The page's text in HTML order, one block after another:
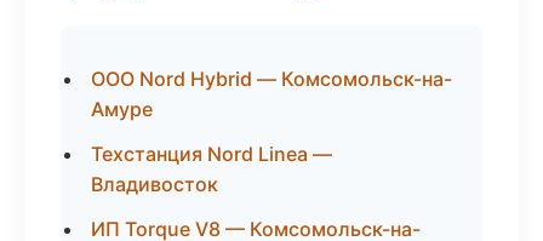
ООО Nord Hybrid — Комсомольск-на-
Амуре
Техстанция Nord Linea —
Владивосток
ИП Torque V8 — Комсомольск-на-